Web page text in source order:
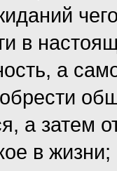
в
а
а затем
в